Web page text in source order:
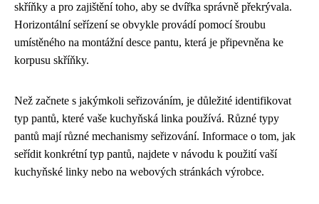
skříňky a pro zajištění toho, aby se dvířka správně překrývala.
Horizontální seřízení se obvykle provádí pomocí šroubu
umístěného na montážní desce pantu, která je připevněna ke
korpusu skříňky.
Než začnete s jakýmkoli seřizováním, je důležité identifikovat
typ pantů, které vaše kuchyňská linka používá. Různé typy
pantů mají různé mechanismy seřizování. Informace o tom, jak
seřídit konkrétní typ pantů, najdete v návodu k použití vaší
kuchyňské linky nebo na webových stránkách výrobce.